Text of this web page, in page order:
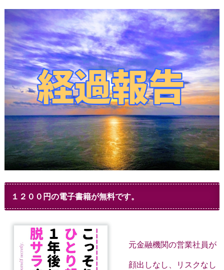
１２００円の電子書籍が無料です。
元金融機関の営業社員が
顔出しなし、リスクなし